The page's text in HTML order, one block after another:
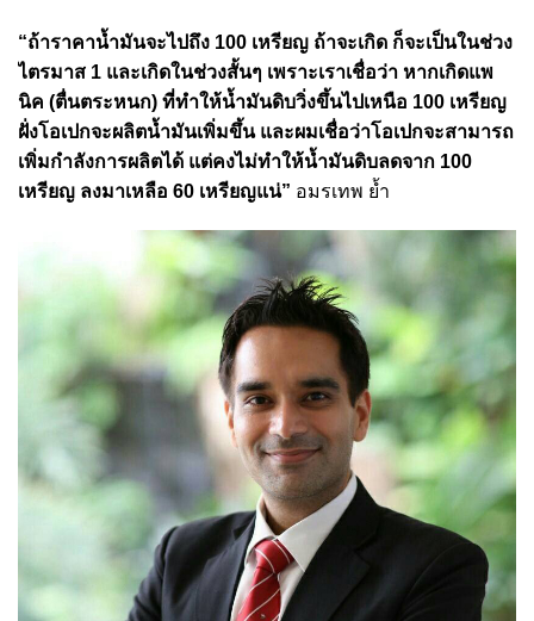
“ถ้าราคาน้ำมันจะไปถึง 100 เหรียญ ถ้าจะเกิด ก็จะเป็นในช่วง
ไตรมาส 1 และเกิดในช่วงสั้นๆ เพราะเราเชื่อว่า หากเกิดแพ
นิค (ตื่นตระหนก) ที่ทำให้น้ำมันดิบวิ่งขึ้นไปเหนือ 100 เหรียญ
ฝั่งโอเปกจะผลิตน้ำมันเพิ่มขึ้น และผมเชื่อว่าโอเปกจะสามารถ
เพิ่มกำลังการผลิตได้ แต่คงไม่ทำให้น้ำมันดิบลดจาก 100
เหรียญ ลงมาเหลือ 60 เหรียญแน่” อมรเทพ ย้ำ